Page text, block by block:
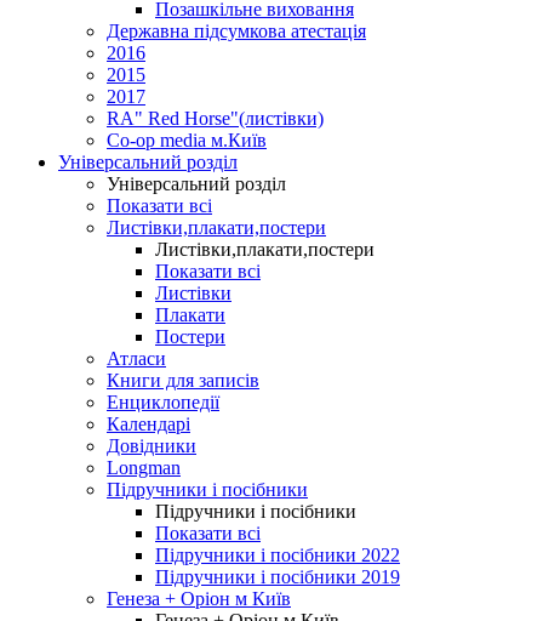
Позашкільне виховання
Державна підсумкова атестація
2016
2015
2017
RA" Red Horse"(листівки)
Co-op media м.Київ
Універсальний розділ
Універсальний розділ
Показати всі
Листівки,плакати,постери
Листівки,плакати,постери
Показати всі
Листівки
Плакати
Постери
Атласи
Книги для записів
Енциклопедії
Календарі
Довідники
Longman
Підручники і посібники
Підручники і посібники
Показати всі
Підручники і посібники 2022
Підручники і посібники 2019
Генеза + Оріон м Київ